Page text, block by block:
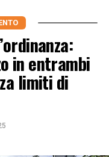
in entrambi
limiti di